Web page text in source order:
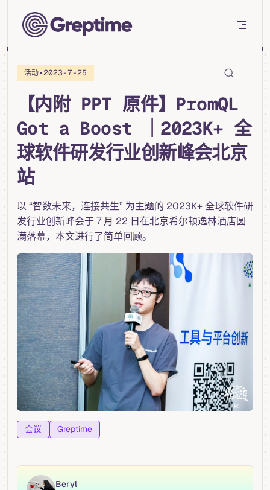
Skip to content
活动•2023-7-25
【内附 PPT 原件】PromQL
Got a Boost ｜2023K+ 全
球软件研发行业创新峰会北京
站
以 “智数未来，连接共生” 为主题的 2023K+ 全球软件研
发行业创新峰会于 7 月 22 日在北京希尔顿逸林酒店圆
满落幕，本文进行了简单回顾。
会议 Greptime
Beryl